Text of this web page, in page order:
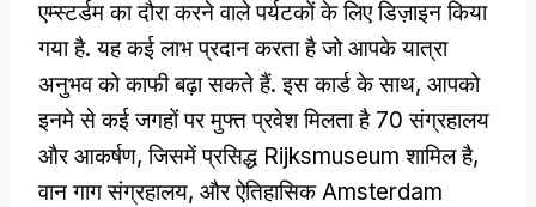
एम्स्टर्डम का दौरा करने वाले पर्यटकों के लिए डिज़ाइन किया
गया है. यह कई लाभ प्रदान करता है जो आपके यात्रा
अनुभव को काफी बढ़ा सकते हैं. इस कार्ड के साथ, आपको
इनमे से कई जगहों पर मुफ्त प्रवेश मिलता है 70 संग्रहालय
और आकर्षण, जिसमें प्रसिद्ध Rijksmuseum शामिल है,
वान गाग संग्रहालय, और ऐतिहासिक Amsterdam